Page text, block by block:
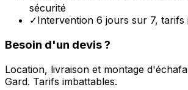
sécurité
✓Intervention 6 jours sur 7, tarifs
Besoin d'un devis ?
Location, livraison et montage
Gard. Tarifs imbattables.